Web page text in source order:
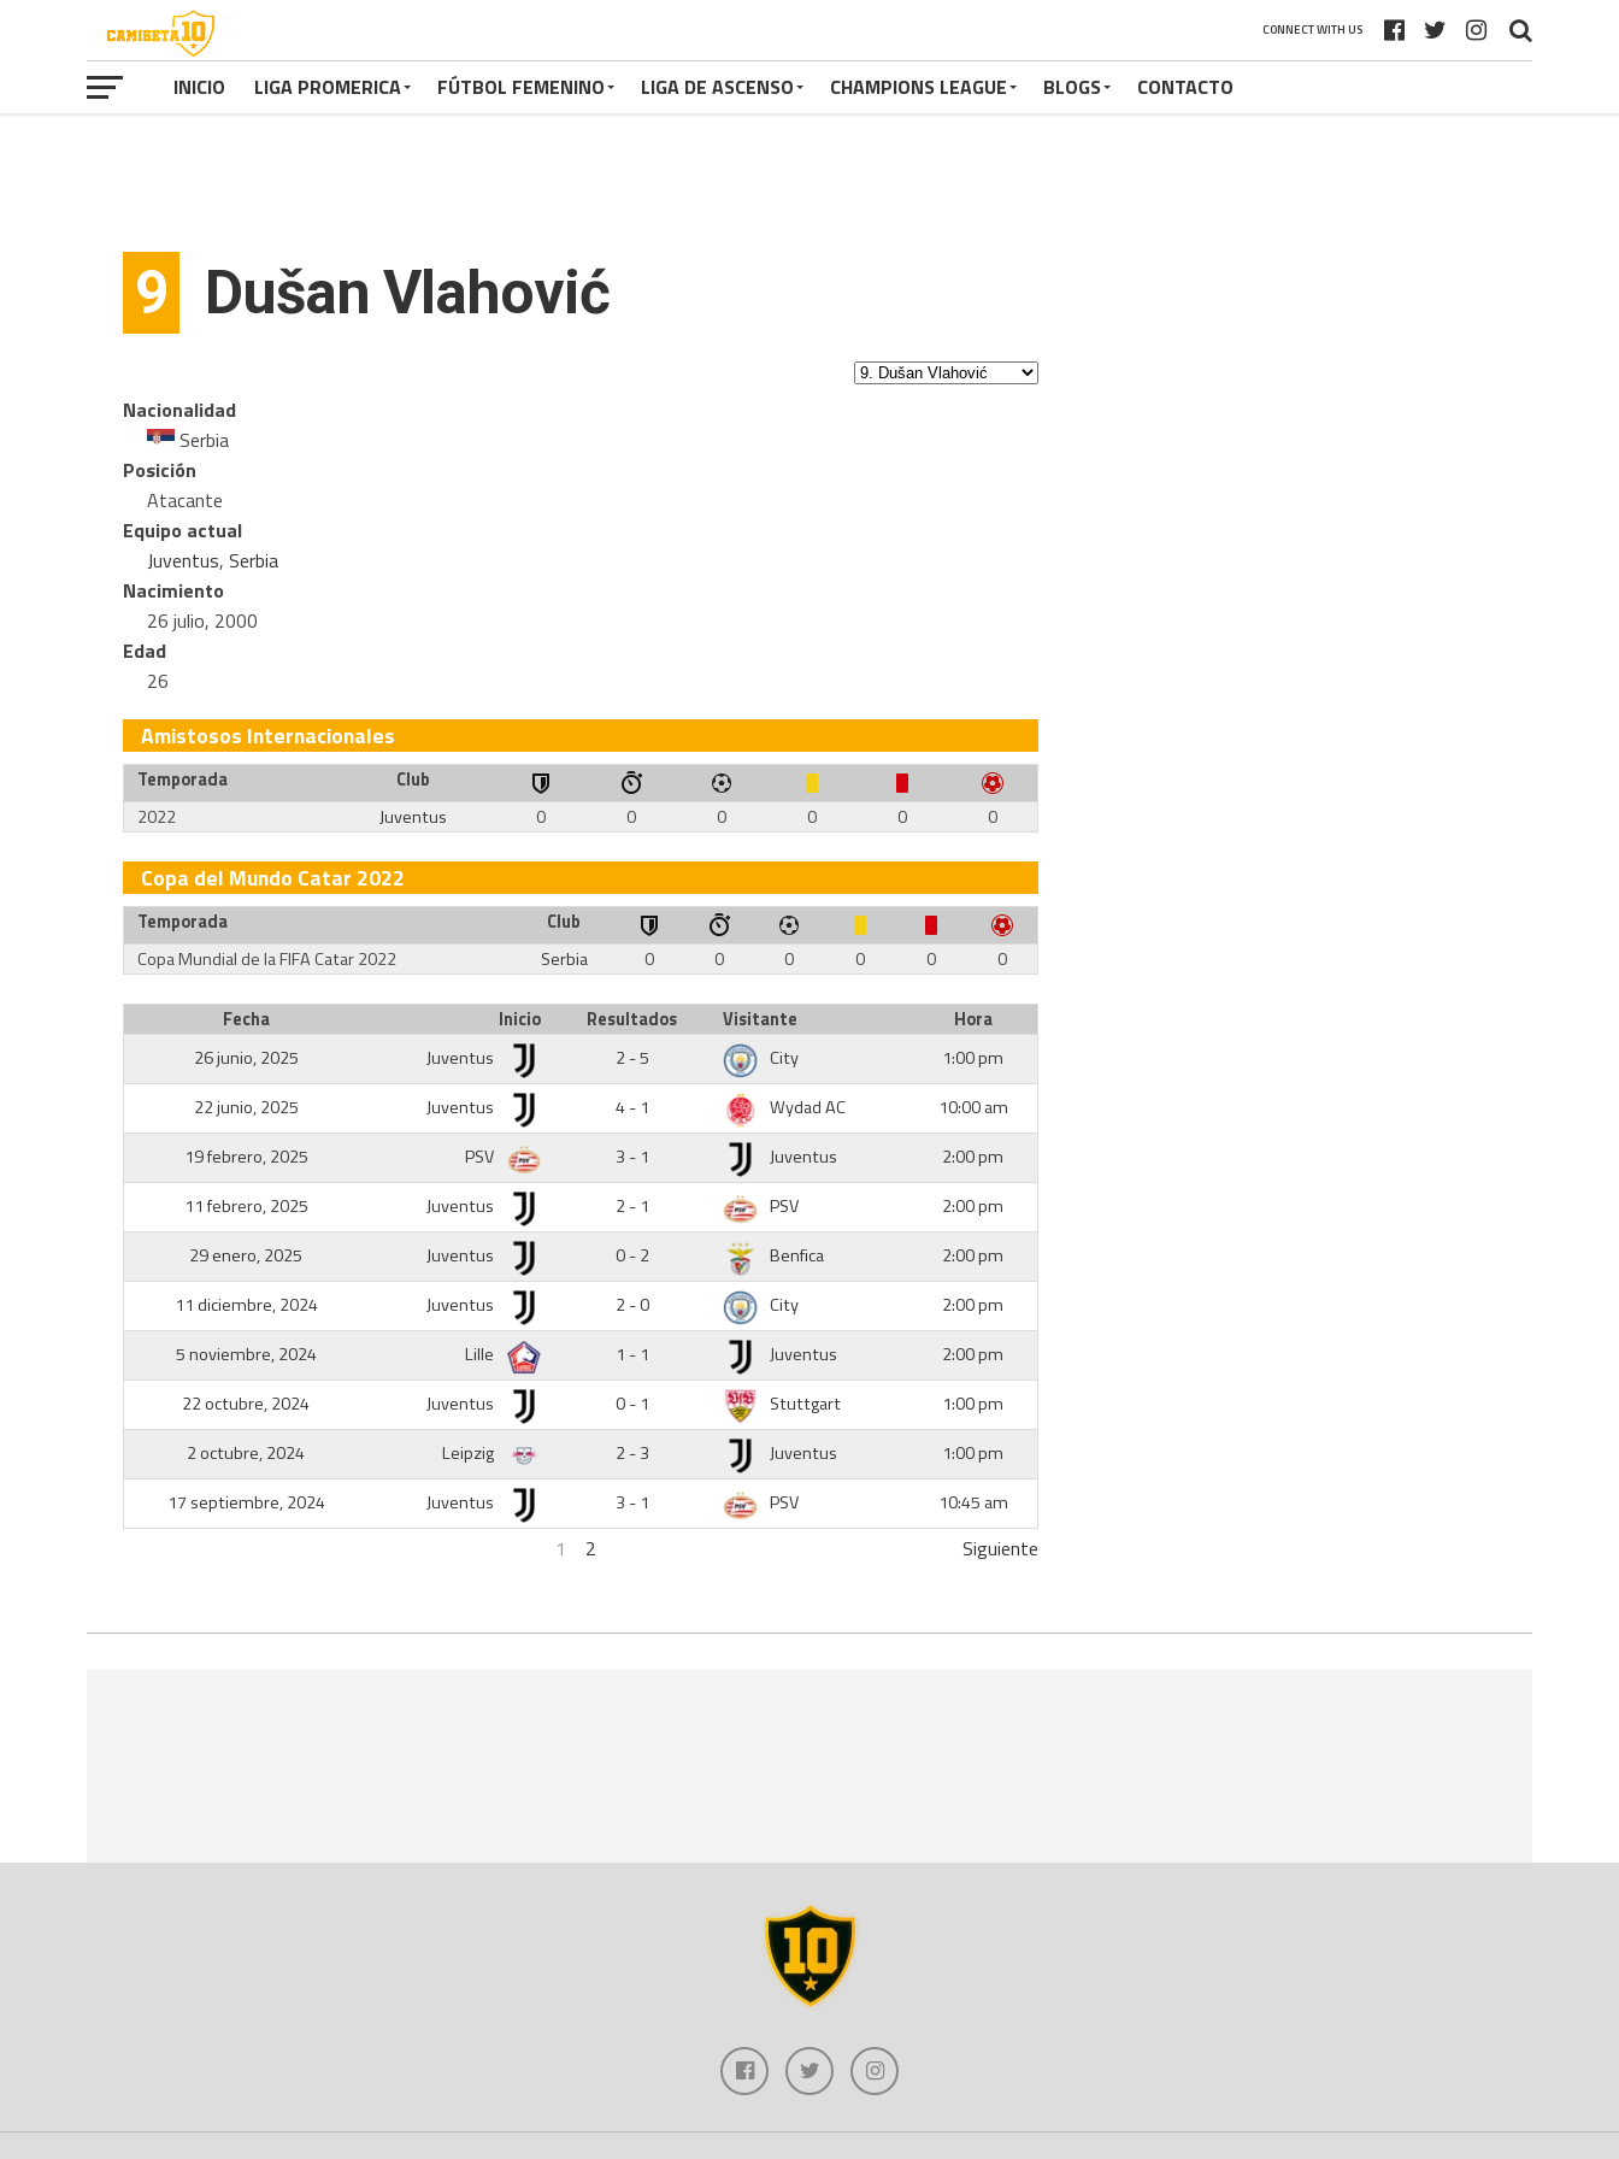
CONNECT WITH US
INICIO LIGA PROMERICA FÚTBOL FEMENINO LIGA DE ASCENSO CHAMPIONS LEAGUE BLOGS CONTACTO
9 Dušan Vlahović
Nacionalidad
Serbia
Posición
Atacante
Equipo actual
Juventus, Serbia
Nacimiento
26 julio, 2000
Edad
26
Amistosos Internacionales
Temporada
Club
2022
Juventus 0 0 0 0 0 0
Copa del Mundo Catar 2022
Temporada
Club
Copa Mundial de la FIFA Catar 2022
Serbia 0 0 0 0 0 0
Fecha Inicio Resultados Visitante
Hora
26 junio, 2025
Juventus 2 - 5 City
1:00 pm
22 junio, 2025
Juventus 4 - 1 Wydad AC
10:00 am
19 febrero, 2025
PSV 3 - 1 Juventus
2:00 pm
11 febrero, 2025
Juventus 2 - 1 PSV
2:00 pm
29 enero, 2025
Juventus 0 - 2 Benfica
2:00 pm
11 diciembre, 2024
Juventus 2 - 0 City
2:00 pm
5 noviembre, 2024
Lille 1 - 1 Juventus
2:00 pm
22 octubre, 2024
Juventus 0 - 1 Stuttgart
1:00 pm
2 octubre, 2024
Leipzig 2 - 3 Juventus
1:00 pm
17 septiembre, 2024
Juventus 3 - 1 PSV 10:45 am
1 2 Siguiente